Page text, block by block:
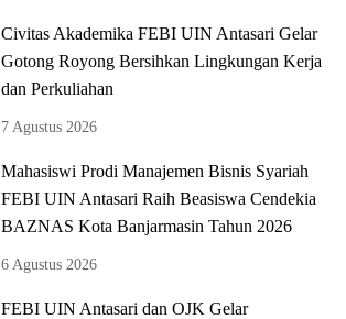
Civitas Akademika FEBI UIN Antasari Gelar
Gotong Royong Bersihkan Lingkungan Kerja
dan Perkuliahan
7 Agustus 2026
Mahasiswi Prodi Manajemen Bisnis Syariah
FEBI UIN Antasari Raih Beasiswa Cendekia
BAZNAS Kota Banjarmasin Tahun 2026
6 Agustus 2026
FEBI UIN Antasari dan OJK Gelar